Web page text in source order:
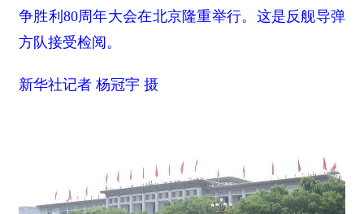
争胜利80周年大会在北京隆重举行。这是反舰导弹
方队接受检阅。
新华社记者 杨冠宇 摄